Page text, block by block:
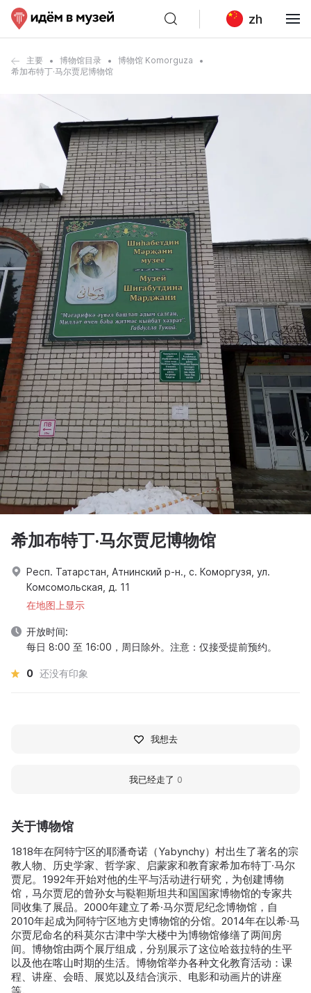
zh
主要 博物馆目录
博物馆 Komorguza
希加布特丁·马尔贾尼博物馆
关于博物馆
1818年在阿特宁区的耶潘奇诺（Yabynchy）村出生了著名的宗
教人物、历史学家、哲学家、启蒙家和教育家希加布特丁·马尔
贾尼。1992年开始对他的生平与活动进行研究，为创建博物
馆，马尔贾尼的曾孙女与鞑靼斯坦共和国国家博物馆的专家共
同收集了展品。2000年建立了希·马尔贾尼纪念博物馆，自
2010年起成为阿特宁区地方史博物馆的分馆。2014年在以希·马
尔贾尼命名的科莫尔古津中学大楼中为博物馆修缮了两间房
间。博物馆由两个展厅组成，分别展示了这位哈兹拉特的生平
以及他在喀山时期的生活。博物馆举办各种文化教育活动：课
程、讲座、会晤、展览以及结合演示、电影和动画片的讲座
希加布特丁·马尔贾尼博物馆
Респ. Татарстан, Атнинский р-н., с. Коморгузя, ул.
Комсомольская, д. 11
在地图上显示
开放时间:
每日 8:00 至 16:00，周日除外。注意：仅接受提前预约。
0 还没有印象
我想去
我已经走了 0